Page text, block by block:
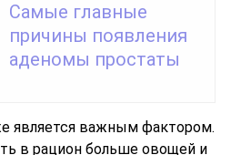
Самые главные
причины появления
аденомы простаты
является важным фактором.
в рацион больше овощей и